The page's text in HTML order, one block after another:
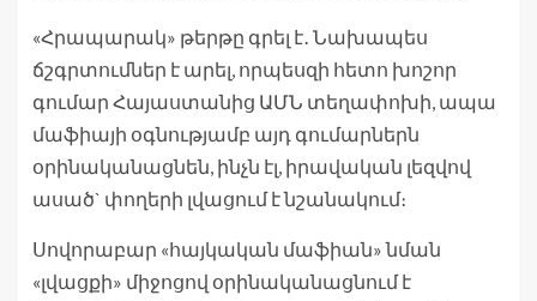
«Հրապարակ» թերթը գրել է․ Նախապես
ճշգրտումներ է արել, որպեսզի հետո խոշոր
գումար Հայաստանից ԱՄՆ տեղափոխի, ապա
մաֆիայի օգնությամբ այդ գումարներն
օրինականացնեն, ինչն էլ, իրավական լեզվով
ասած` փողերի լվացում է նշանակում։
Սովորաբար «հայկական մաֆիան» նման
«լվացքի» միջոցով օրինականացնում է